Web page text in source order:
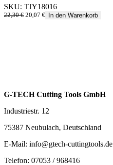
SKU: TJY18016
22,30€ Ursprünglicher
20,07 €Aktueller
In den Warenkorb
G-TECH Cutting Tools GmbH
Industriestr. 12
75387 Neubulach, Deutschland
E-Mail: info@gtech-cuttingtools.de
Telefon: 07053 / 968416